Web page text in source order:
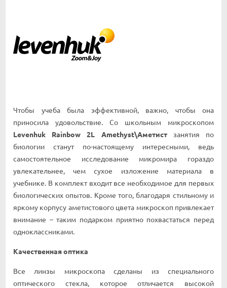
Чтобы учеба была эффективной, важно, чтобы она
приносила удовольствие. Со школьным микроскопом
Levenhuk Rainbow 2L Amethyst\Аметистзанятия по
биологии станут по-настоящему интересными, ведь
самостоятельное исследование микромира гораздо
увлекательнее, чем сухое изложение материала в
учебнике. В комплект входит все необходимое для первых
биологических опытов. Кроме того, благодаря стильному и
яркому корпусу аметистового цвета микроскоп привлекает
внимание – таким подарком приятно похвастаться перед
одноклассниками.
Качественная оптика
Все линзы микроскопа сделаны из специального
оптического стекла, которое отличается высокой